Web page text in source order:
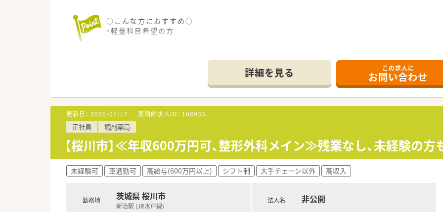
○こんな方におすすめ○
・軽量科目希望の方
詳細を見る この求人に
お問い合わせ
更新日： 2026/07/17 薬剤師求人ID： 168933
正社員 調剤薬局
【桜川市】≪年収600万円可、整形外科メイン≫残業なし、未経験の方
未経験可 車通勤可 高給与(600万円以上) シフト制 大手チェーン以外 高収入
勤務地 茨城県 桜川市
新治駅 (JR水戸線)
法人名 非公開